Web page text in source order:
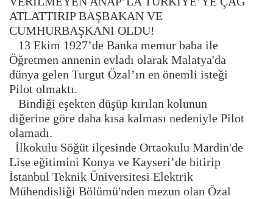
ATLATTIRIP BAŞBAKAN VE
CUMHURBAŞKANI OLDU!
13 Ekim 1927’de Banka memur baba ile
Öğretmen annenin evladı olarak Malatya'da
dünya gelen Turgut Özal’ın en önemli isteği
Pilot olmaktı.
Bindiği eşekten düşüp kırılan kolunun
diğerine göre daha kısa kalması nedeniyle Pilot
olamadı.
İlkokulu Söğüt ilçesinde Ortaokulu Mardin'de
Lise eğitimini Konya ve Kayseri’de bitirip
İstanbul Teknik Üniversitesi Elektrik
Mühendisliği Bölümü'nden mezun olan Özal